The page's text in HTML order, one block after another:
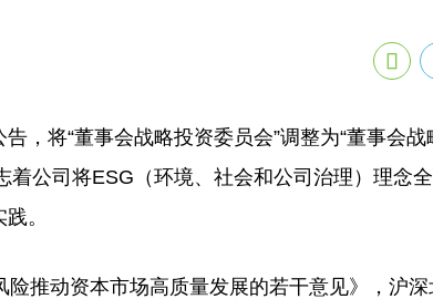
将“董事会战略投资委员会”调整为“董事会战
公司将ESG（环境、社会和公司治理）理念
。
动资本市场高质量发展的若干意见》，沪深